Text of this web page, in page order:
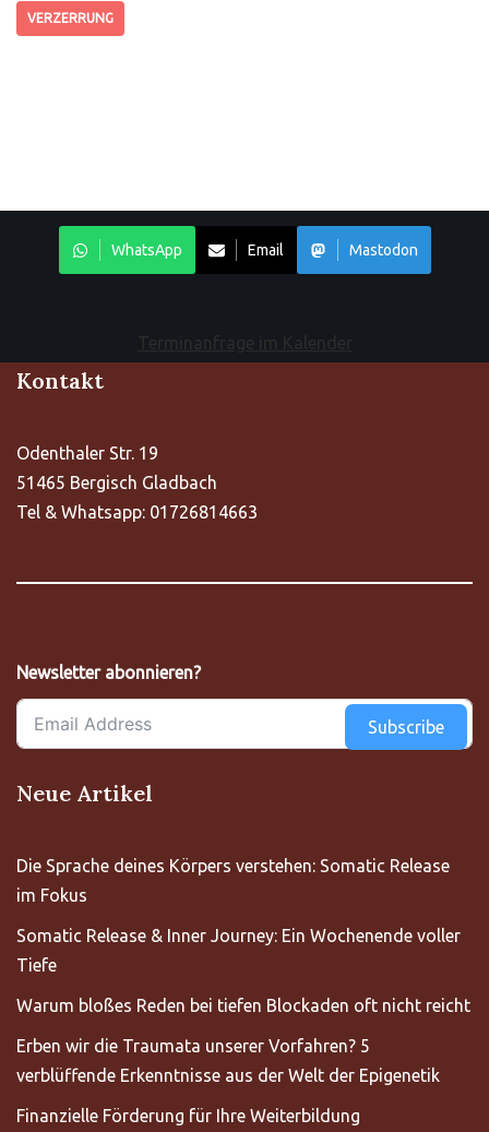
VERZERRUNG
WhatsApp Email Mastodon
Terminanfrage im Kalender
Kontakt
Odenthaler Str. 19
51465 Bergisch Gladbach
Tel & Whatsapp: 01726814663
Newsletter abonnieren?
Subscribe
Neue Artikel
Die Sprache deines Körpers verstehen: Somatic Release
im Fokus
Somatic Release & Inner Journey: Ein Wochenende voller
Tiefe
Warum bloßes Reden bei tiefen Blockaden oft nicht reicht
Erben wir die Traumata unserer Vorfahren? 5
verblüffende Erkenntnisse aus der Welt der Epigenetik
Finanzielle Förderung für Ihre Weiterbildung